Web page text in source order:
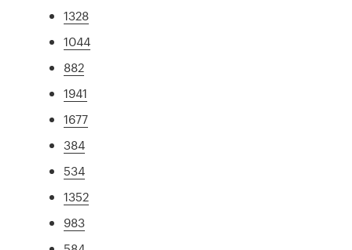
1328
1044
882
1941
1677
384
534
1352
983